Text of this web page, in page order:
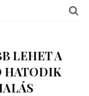
LEHET A
HATODIK